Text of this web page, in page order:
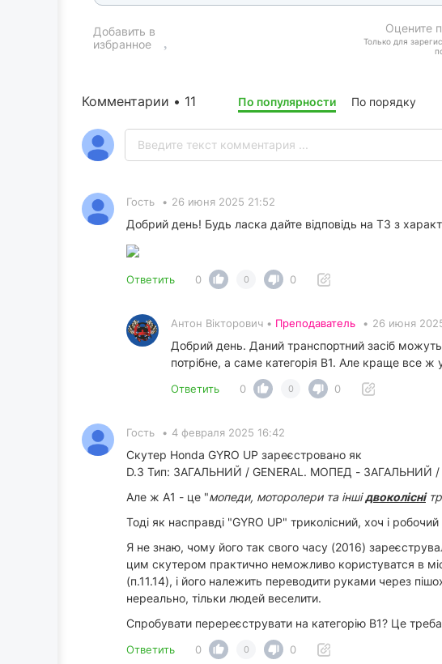
Оцените
Только для
Добавить в
избранное
Комментарии • 11 По популярности По порядку
Гость • 26 июня 2025 21:52
Добрий день! Будь ласка дайте відповідь на ТЗ з
Ответить 0 0 0
Антон Вікторович • Преподаватель • 26 июня
Добрий день. Даний транспортний засіб можуть
потрібне, а саме категорія В1. Але краще все
Ответить 0 0 0
Гость • 4 февраля 2025 16:42
Скутер Honda GYRO UP зареєстровано як
D.3 Тип: ЗАГАЛЬНИЙ / GENERAL. МОПЕД - ЗАГАЛЬНИЙ /
Але ж A1 - це "мопеди, моторолери та іншідвоколісні
Тоді як насправді "GYRO UP" триколісний, хоч і
Я не знаю, чому його так свого часу (2016)
цим скутером практично неможливо користуватся в
(п.11.14), і його належить переводити руками через
нереально, тільки людей веселити.
Спробувати перереєструвати на категорію B1? Це
Ответить 0 0 0